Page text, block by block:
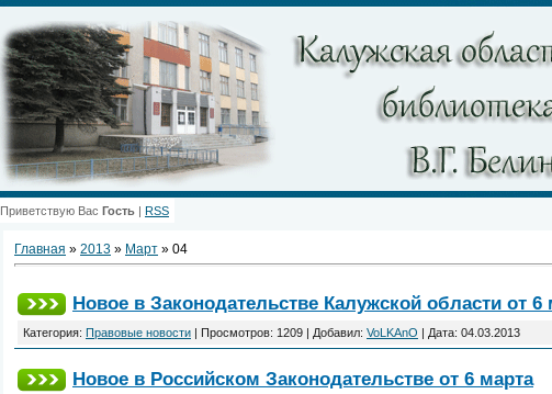
Приветствую Вас Гость | RSS
Главная » 2013 » Март » 04
Новое в Законодательстве Калужской области от 6
Категория: Правовые новости | Просмотров: 1209 | Добавил: VoLKAnO | Дата: 04.03.2013
Новое в Российском Законодательстве от 6 марта